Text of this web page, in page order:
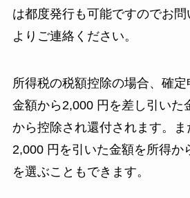
は都度発行も可能ですのでお
よりご連絡ください。
所得税の税額控除の場合、確
金額から2,000 円を差し引いた
から控除され還付されます。
2,000 円を引いた金額を所得か
を選ぶこともできます。